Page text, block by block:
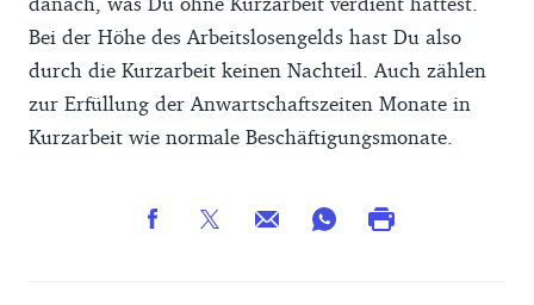
Bei der Höhe des Arbeitslosengelds hast Du also
durch die Kurzarbeit keinen Nachteil. Auch zählen
zur Erfüllung der Anwartschaftszeiten Monate in
Kurzarbeit wie normale Beschäftigungsmonate.